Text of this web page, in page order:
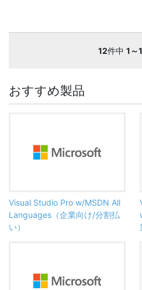
12件中 1～
おすすめ製品
Visual Studio Pro w/MSDN All
Languages（企業向け/分割払
い）